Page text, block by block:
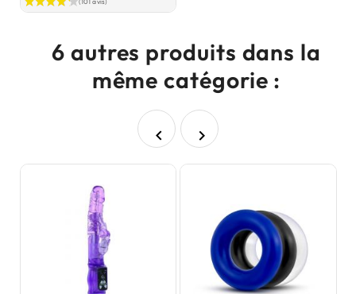
base
6 autres produits dans la
même catégorie :
 